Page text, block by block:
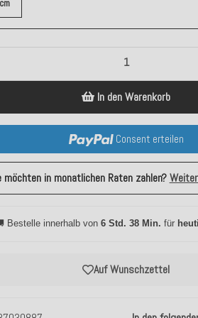
Auf Wunschzettel
In den Warenkorb
Consent erteilen
möchten in monatlichen Raten zahlen?
Bestelle innerhalb von6 Std. 38 Min. für